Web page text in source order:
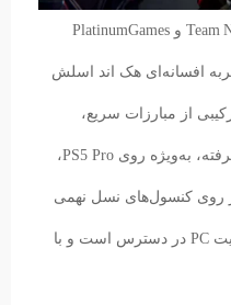
بازی Ninja Gaiden 4 که توسط Team Ninja و PlatinumGames
افسانه‌ای هک‌ اند‌ اسلش
از مبارزات سریع،
طراحی بصری جذاب و عملکرد پیشرفته، به‌ویژه روی PS5 Pro،
روی کنسول‌های نسل نهمی
ایکس‌ باکس و پلی‌استیشن و در نهایت PC در دسترس است و با